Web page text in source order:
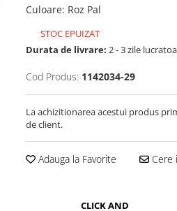
Culoare: Roz Pal
STOC EPUIZAT
Durata de livrare: 2 - 3 zile
Cod Produs: 1142034-29
La achizitionarea acestui produs
de client.
Adauga la Favorite Cere
CLICK AND